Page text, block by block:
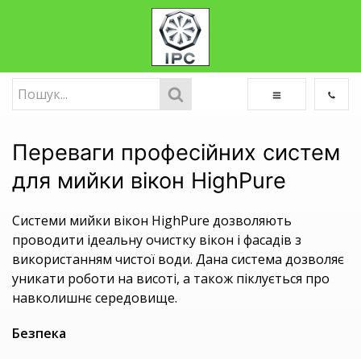
Переваги професійних систем
для мийки вікон HighPure
Системи мийки вікон HighPure дозволяють
проводити ідеальну очистку вікон і фасадів з
використанням чистої води. Дана система дозволяє
уникати роботи на висоті, а також піклується про
навколишнє середовище.
Безпека